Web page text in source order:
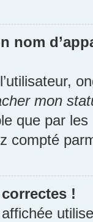
nom
mon
que par
compté
!